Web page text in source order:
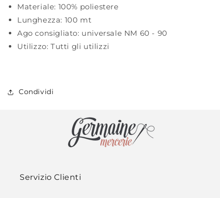
Materiale: 100% poliestere
Lunghezza: 100 mt
Ago consigliato: universale NM 60 - 90
Utilizzo: Tutti gli utilizzi
Condividi
Servizio Clienti